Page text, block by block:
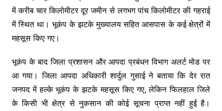
में करीब चार किलोमीटर दूर जमीन से लगभग पांच किलोमीटर की गहराई
में स्थित था। भूकंप के झटके मुख्यालय सहित आसपास के कई क्षेत्रों में
महसूस किए गए।
भूकंप के बाद जिला प्रशासन और आपदा प्रबंधन विभाग अलर्ट मोड पर
आ गया। जिला आपदा अधिकारी शार्दुल गुसाई ने बताया कि देर रात
जनपद में हल्के भूकंप के झटके महसूस किए गए, लेकिन फिलहाल जिले
के किसी भी क्षेत्र से नुकसान की कोई सूचना प्राप्त नहीं हुई है।